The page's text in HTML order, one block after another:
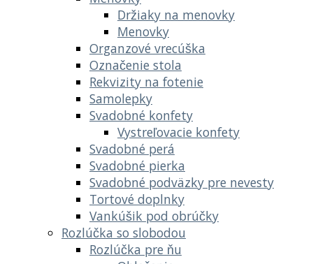
Držiaky na menovky
Menovky
Organzové vrecúška
Označenie stola
Rekvizity na fotenie
Samolepky
Svadobné konfety
Vystreľovacie konfety
Svadobné perá
Svadobné pierka
Svadobné podväzky pre nevesty
Tortové doplnky
Vankúšik pod obrúčky
Rozlúčka so slobodou
Rozlúčka pre ňu